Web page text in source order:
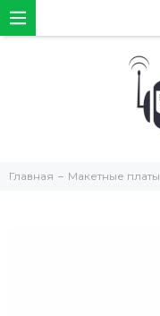
Главная Макетные платы